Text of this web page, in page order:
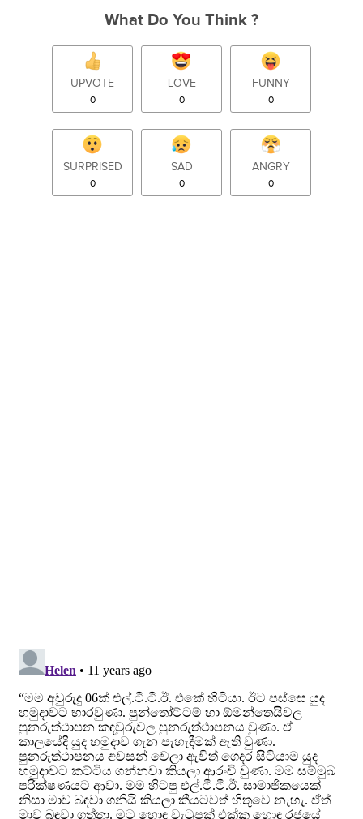
What Do You Think ?
UPVOTE
0
LOVE
0
FUNNY
0
SURPRISED
0
SAD
0
ANGRY
0